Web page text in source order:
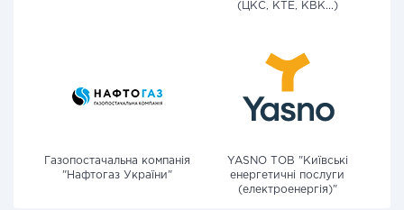
(ЦКС, КТЕ, КВК...)
Газопостачальна компанія
"Нафтогаз України"
YASNO ТОВ "Київські
енергетичні послуги
(електроенергія)"